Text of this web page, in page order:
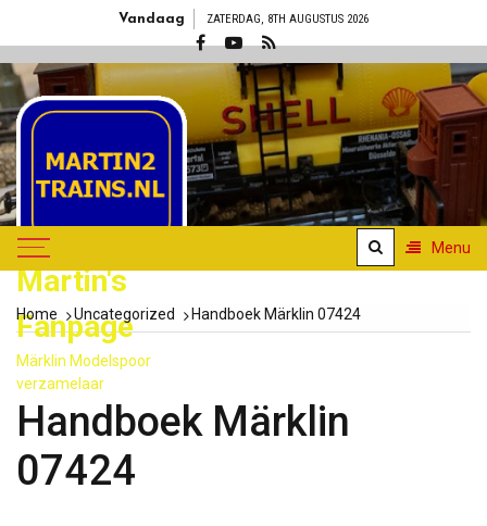
Vandaag ZATERDAG, 8TH AUGUSTUS 2026
Martin's
Fanpage
Märklin Modelspoor
verzamelaar
Menu
Home Uncategorized Handboek Märklin 07424
Handboek Märklin
07424